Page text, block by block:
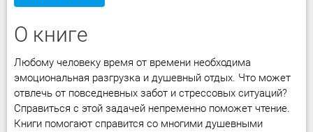
О книге
Любому человеку время от времени необходима
эмоциональная разгрузка и душевный отдых. Что может
отвлечь от повседневных забот и стрессовых ситуаций?
Справиться с этой задачей непременно поможет чтение.
Книги помогают справится со многими душевными